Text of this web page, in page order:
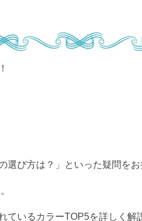
び方は？」といった疑問をお
いるカラーTOP5を詳しく解